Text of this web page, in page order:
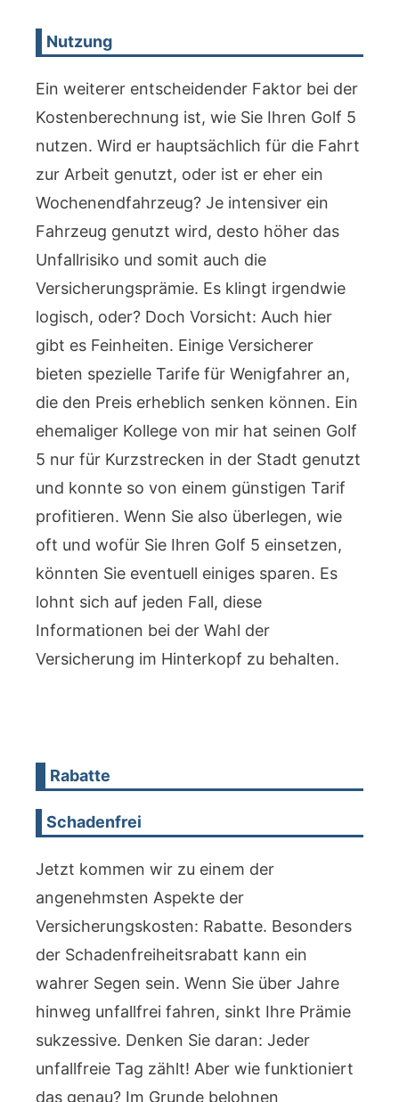
Nutzung
Ein weiterer entscheidender Faktor bei der
Kostenberechnung ist, wie Sie Ihren Golf 5
nutzen. Wird er hauptsächlich für die Fahrt
zur Arbeit genutzt, oder ist er eher ein
Wochenendfahrzeug? Je intensiver ein
Fahrzeug genutzt wird, desto höher das
Unfallrisiko und somit auch die
Versicherungsprämie. Es klingt irgendwie
logisch, oder? Doch Vorsicht: Auch hier
gibt es Feinheiten. Einige Versicherer
bieten spezielle Tarife für Wenigfahrer an,
die den Preis erheblich senken können. Ein
ehemaliger Kollege von mir hat seinen Golf
5 nur für Kurzstrecken in der Stadt genutzt
und konnte so von einem günstigen Tarif
profitieren. Wenn Sie also überlegen, wie
oft und wofür Sie Ihren Golf 5 einsetzen,
könnten Sie eventuell einiges sparen. Es
lohnt sich auf jeden Fall, diese
Informationen bei der Wahl der
Versicherung im Hinterkopf zu behalten.
Rabatte
Schadenfrei
Jetzt kommen wir zu einem der
angenehmsten Aspekte der
Versicherungskosten: Rabatte. Besonders
der Schadenfreiheitsrabatt kann ein
wahrer Segen sein. Wenn Sie über Jahre
hinweg unfallfrei fahren, sinkt Ihre Prämie
sukzessive. Denken Sie daran: Jeder
unfallfreie Tag zählt! Aber wie funktioniert
das genau? Im Grunde belohnen